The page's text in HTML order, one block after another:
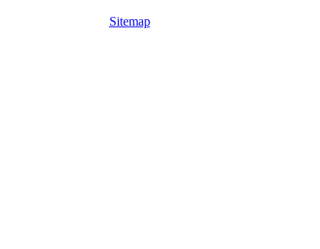
Sitemap